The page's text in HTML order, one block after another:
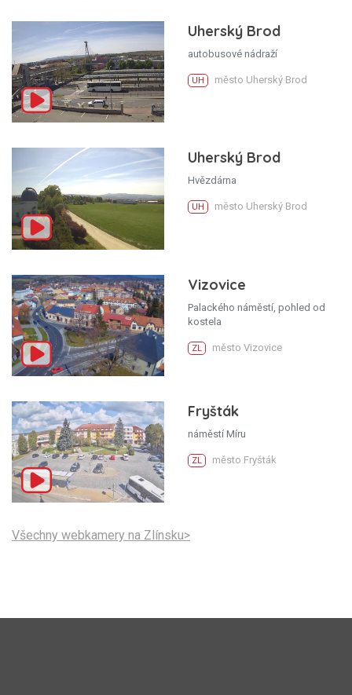
Uherský Brod
autobusové nádraží
UH město Uherský Brod
Uherský Brod
Hvězdárna
UH město Uherský Brod
Vizovice
Palackého náměstí, pohled od
kostela
ZL město Vizovice
Fryšták
náměstí Míru
ZL město Fryšták
Všechny webkamery na Zlínsku>